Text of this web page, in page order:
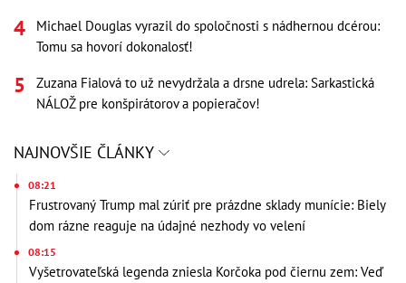
Michael Douglas vyrazil do spoločnosti s nádhernou dcérou:
Tomu sa hovorí dokonalosť!
Zuzana Fialová to už nevydržala a drsne udrela: Sarkastická
NÁLOŽ pre konšpirátorov a popieračov!
NAJNOVŠIE ČLÁNKY
08:21
Frustrovaný Trump mal zúriť pre prázdne sklady munície: Biely
dom rázne reaguje na údajné nezhody vo velení
08:15
Vyšetrovateľská legenda zniesla Korčoka pod čiernu zem: Veď